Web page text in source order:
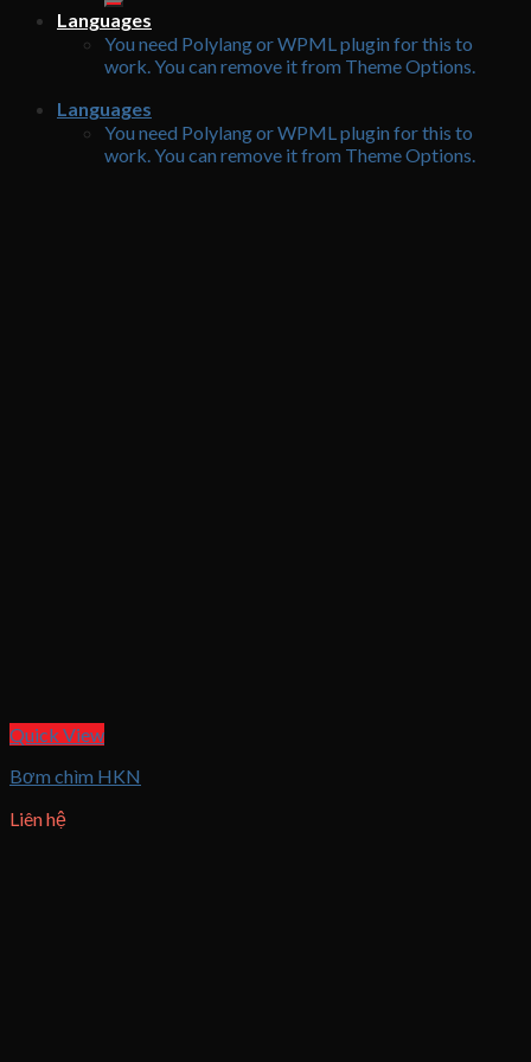
Languages
You need Polylang or WPML plugin for this to
work. You can remove it from Theme Options.
Languages
You need Polylang or WPML plugin for this to
work. You can remove it from Theme Options.
Quick View
Bơm chìm HKN
Liên hệ